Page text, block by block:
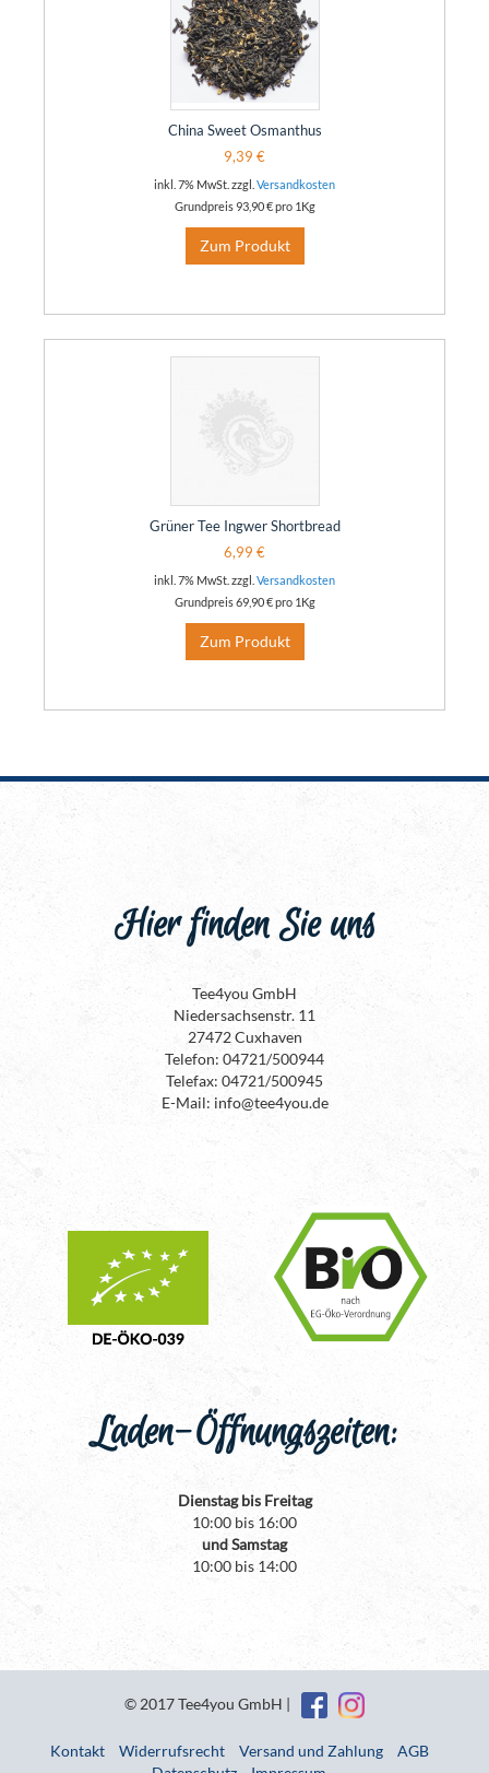
China Sweet Osmanthus
9,39 €
inkl. 7% MwSt. zzgl. Versandkosten
Grundpreis93,90 €pro 1Kg
Zum Produkt
Grüner Tee Ingwer Shortbread
6,99 €
inkl. 7% MwSt. zzgl. Versandkosten
Grundpreis69,90 €pro 1Kg
Zum Produkt
Hier finden Sie uns
Tee4you GmbH
Niedersachsenstr. 11
27472 Cuxhaven
Telefon: 04721/500944
Telefax: 04721/500945
E-Mail: info@tee4you.de
Laden-Öffnungszeiten:
Dienstag bis Freitag
10:00 bis 16:00
und Samstag
10:00 bis 14:00
© 2017 Tee4you GmbH |
Kontakt Widerrufsrecht Versand und Zahlung
AGB